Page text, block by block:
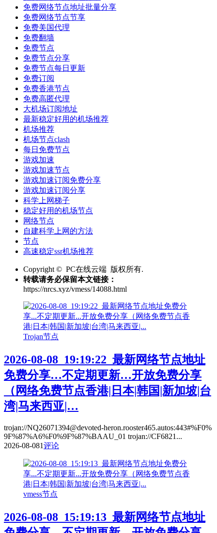
免费网络节点地址批量分享
免费网络节点节享
免费美国代理
免费翻墙
免费节点
免费节点分享
免费节点每日更新
免费订阅
免费香港节点
免费高匿代理
大机场订阅地址
最新稳定好用的机场推荐
机场推荐
机场节点clash
每日免费节点
游戏加速
游戏加速节点
游戏加速订阅免费分享
游戏加速订阅分享
科学上网梯子
稳定好用的机场节点
网络节点
自建科学上网的方法
节点
高速稳定ssr机场推荐
Copyright © PC在线云端 版权所有.
转载请务必保留本文链接：
https://nrcs.xyz/vmess/14088.html
Trojan节点
2026-08-08_19:19:22_最新网络节点地址
免费分享…不定期更新…开放免费分享
（网络免费节点香港|日本|韩国|新加坡|台
湾|马来西亚|…
trojan://NQ26071394@devoted-heron.rooster465.autos:443#%F0%
9F%87%A6%F0%9F%87%BAAU_01 trojan://CF6821...
2026-08-081评论
vmess节点
2026-08-08_15:19:13_最新网络节点地址